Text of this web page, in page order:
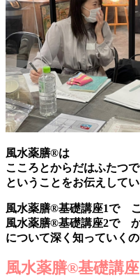
風水薬膳®は
こころとからだはふたつ
ということをお伝えしてい
風水薬膳®基礎講座1で
風水薬膳®基礎講座2で
について深く知っていくの
風水薬膳®基礎講